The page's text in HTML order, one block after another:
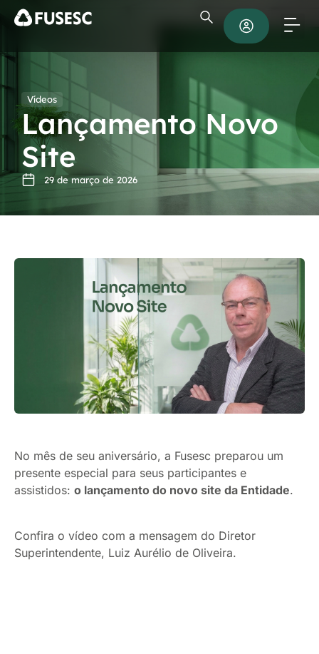
Vídeos
Lançamento Novo
Site
29 de março de 2026
No mês de seu aniversário, a Fusesc preparou um
presente especial para seus participantes e
assistidos: o lançamento do novo site da Entidade.
Confira o vídeo com a mensagem do Diretor
Superintendente, Luiz Aurélio de Oliveira.